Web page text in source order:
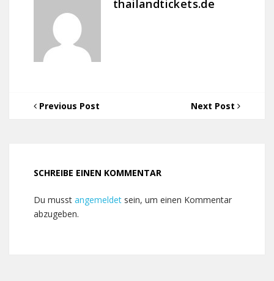
thailandtickets.de
Previous Post Next Post
SCHREIBE EINEN KOMMENTAR
Du musst angemeldet sein, um einen Kommentar
abzugeben.